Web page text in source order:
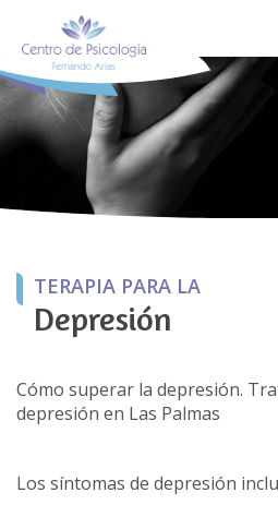
TERAPIA PARA LA
Depresión
Cómo superar la depresión.
depresión en Las Palmas
Los síntomas de depresión